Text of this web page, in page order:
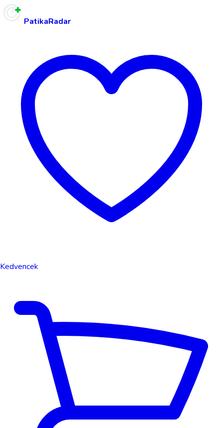
PatikaRadar
Kedvencek